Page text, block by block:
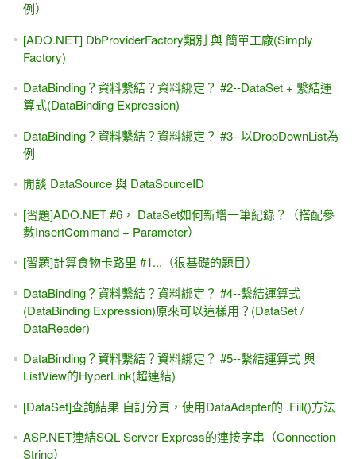
哪些功能？
如何部署.NET Core MVC專案到 IIS上面?
[ASP.NET 8.0 MVC] 線上教學 第一天課程 試聽 2.5小時 線上
教程（有背景音樂）
[ASP.NET 8.0 MVC] 線上教學 第一天課程 免費試聽
[ASP.NET 8.0] ADO.NET 與 DataReader -
LINQ超入門 - 課程試聽 - Where, OrderBy
ASP.NET MVC 線上課程 學習路徑（優先順序） - MIS2000
Lab.
[ASP.NET] Visual Studio 與 GitHub版本管理 #1
[ASP.NET Core] Unit Test 單元測試 - NUnit動手做
初學者FAQ - 把「學程式」當成「學英文」可以嗎？
[SQL Server] A connection was successfully established with
the server, but then an error occurred during the login
process. (provider: SSL Provider, error: 0 - 此憑證鏈結是由不
受信任的授權單位發出的。)